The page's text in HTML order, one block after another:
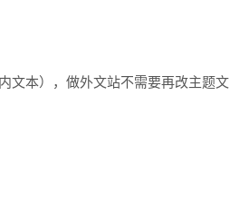
文本），做外文站不需要再改主题文